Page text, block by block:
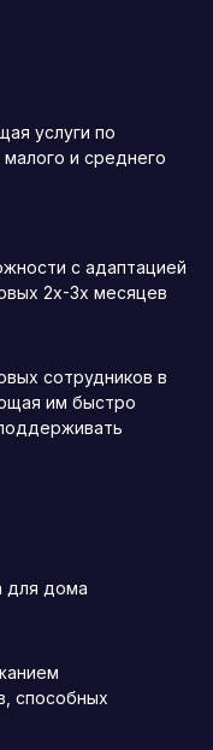
услуги по
и среднего
с адаптацией
2х-3х месяцев
сотрудников в
им быстро
для дома
способных